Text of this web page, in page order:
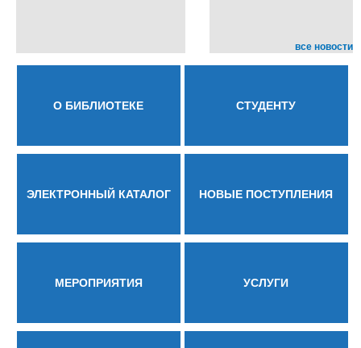
все новости
О БИБЛИОТЕКЕ СТУДЕНТУ
ЭЛЕКТРОННЫЙ КАТАЛОГ НОВЫЕ ПОСТУПЛЕНИЯ
МЕРОПРИЯТИЯ УСЛУГИ